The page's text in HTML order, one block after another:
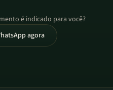
é indicado para você?
agora